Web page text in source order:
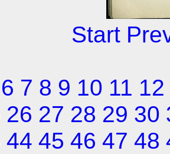
Start
6 7 8 9 10 11 12
26 27 28 29 30
44 45 46 47 48